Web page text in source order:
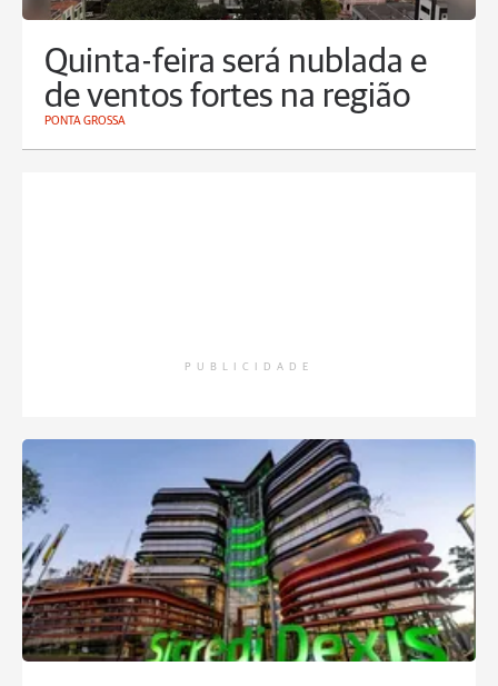
Quinta-feira será nublada e
de ventos fortes na região
PONTA GROSSA
PUBLICIDADE